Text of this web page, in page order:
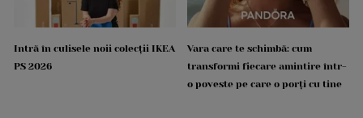
Intră în culisele noii colecții IKEA
PS 2026
Vara care te schimbă: cum
transformi fiecare amintire într-
o poveste pe care o porți cu tine